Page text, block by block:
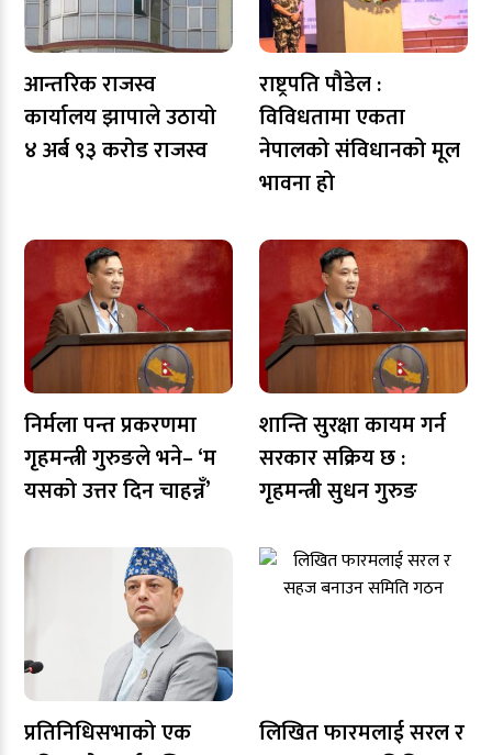
आन्तरिक राजस्व
कार्यालय झापाले उठायो
४ अर्ब ९३ करोड राजस्व
राष्ट्रपति पौडेल :
विविधतामा एकता
नेपालको संविधानको मूल
भावना हो
निर्मला पन्त प्रकरणमा
गृहमन्त्री गुरुङले भने– ‘म
यसको उत्तर दिन चाहन्नँ’
शान्ति सुरक्षा कायम गर्न
सरकार सक्रिय छ :
गृहमन्त्री सुधन गुरुङ
प्रतिनिधिसभाको एक
लिखित फारमलाई सरल र